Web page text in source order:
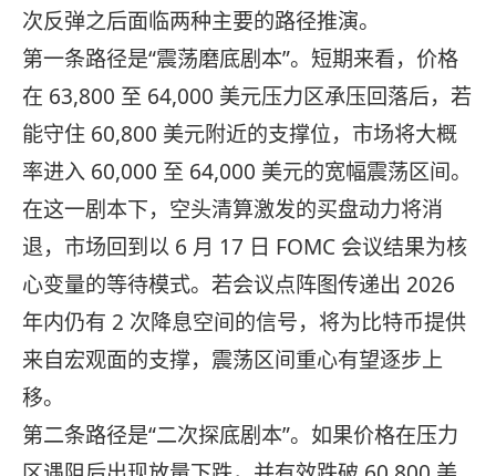
次反弹之后面临两种主要的路径推演。
第一条路径是“震荡磨底剧本”。短期来看，价格
在 63,800 至 64,000 美元压力区承压回落后，若
能守住 60,800 美元附近的支撑位，市场将大概
率进入 60,000 至 64,000 美元的宽幅震荡区间。
在这一剧本下，空头清算激发的买盘动力将消
退，市场回到以 6 月 17 日 FOMC 会议结果为核
心变量的等待模式。若会议点阵图传递出 2026
年内仍有 2 次降息空间的信号，将为比特币提供
来自宏观面的支撑，震荡区间重心有望逐步上
移。
第二条路径是“二次探底剧本”。如果价格在压力